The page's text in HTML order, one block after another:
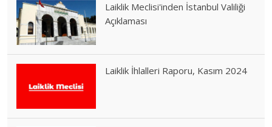
Laiklik Meclisi'inden İstanbul Valiliği
Açıklaması
Laiklik İhlalleri Raporu, Kasım 2024